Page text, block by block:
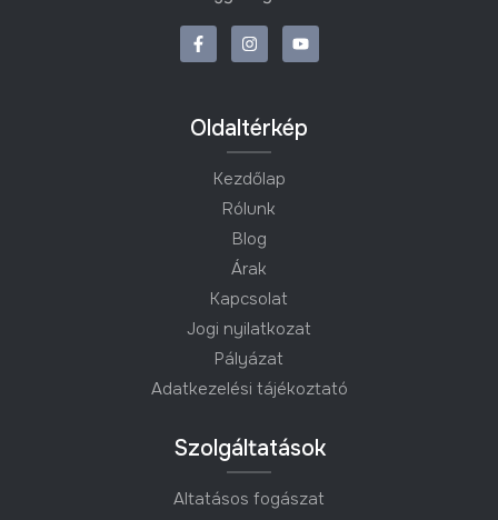
Oldaltérkép
Kezdőlap
Rólunk
Blog
Árak
Kapcsolat
Jogi nyilatkozat
Pályázat
Adatkezelési tájékoztató
Szolgáltatások
Altatásos fogászat